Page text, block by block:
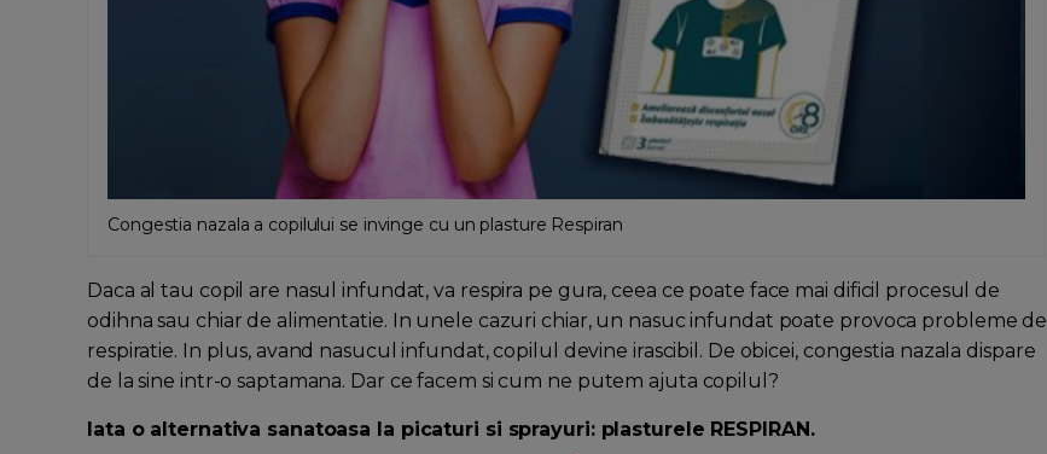
Congestia nazala a copilului se invinge cu un plasture Respiran
Daca al tau copil are nasul infundat, va respira pe gura, ceea ce poate face mai dificil procesul de
odihna sau chiar de alimentatie. In unele cazuri chiar, un nasuc infundat poate provoca probleme de
respiratie. In plus, avand nasucul infundat, copilul devine irascibil. De obicei, congestia nazala dispare
de la sine intr-o saptamana. Dar ce facem si cum ne putem ajuta copilul?
Iata o alternativa sanatoasa la picaturi si sprayuri: plasturele RESPIRAN.